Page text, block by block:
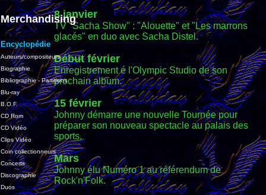
Merchandising
Encyclopédie
Auteurs/compositeurs
Biographie
Bibliographie - Partitions
Blu-ray
B.O.F.
CD Rom
CD Vidéo
Clips Vidéo
Coin collectionneurs
Concerts
Discographie
Duos
8 janvier
TV "Sacha Show" : "Alouette" et "Les marrons
glacés" en duo avec Sacha Distel.
Début février
Enregistrement é l'Olympic Studio de son
prochain album.
15 février
Johnny démarre une nouvelle Tournée pour
préparer son nouveau spectacle au palais des
sports.
Mars
Johnny élu Numéro 1 au référendum de
Rock'n'Folk.